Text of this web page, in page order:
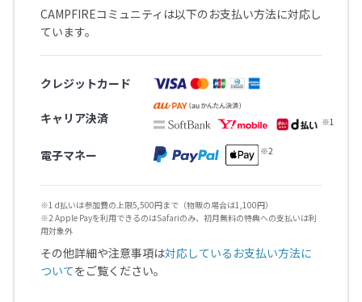
CAMPFIREコミュニティは以下のお支払い方法に対応し
ています。
クレジットカード
キャリア決済
電子マネー
※1 d払いは参加費の上限5,500円まで（物販の場合は1,100円）
※2 Apple Payを利用できるのはSafariのみ、初月無料の特典への支払いは利
用対象外
その他詳細や注意事項は対応しているお支払い方法に
ついてをご覧ください。